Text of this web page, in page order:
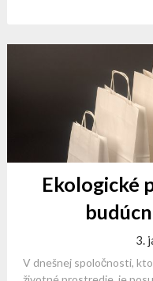
Ekologické
3.
V dnešnej spoločnosti,